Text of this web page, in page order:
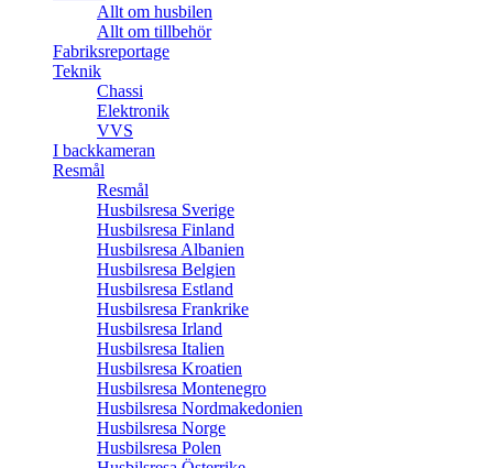
Allt om husbilen
Allt om tillbehör
Fabriksreportage
Teknik
Chassi
Elektronik
VVS
I backkameran
Resmål
Resmål
Husbilsresa Sverige
Husbilsresa Finland
Husbilsresa Albanien
Husbilsresa Belgien
Husbilsresa Estland
Husbilsresa Frankrike
Husbilsresa Irland
Husbilsresa Italien
Husbilsresa Kroatien
Husbilsresa Montenegro
Husbilsresa Nordmakedonien
Husbilsresa Norge
Husbilsresa Polen